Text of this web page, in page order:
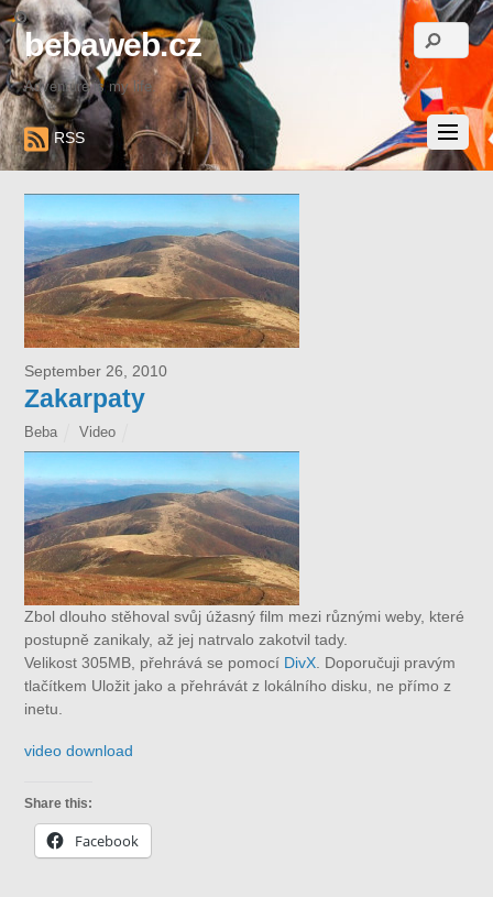
bebaweb.cz
Adventure is my life.
RSS
September 26, 2010
Zakarpaty
Beba Video
Zbol dlouho stěhoval svůj úžasný film mezi různými weby, které
postupně zanikaly, až jej natrvalo zakotvil tady.
Velikost 305MB, přehrává se pomocí DivX . Doporučuji pravým
tlačítkem Uložit jako a přehrávát z lokálního disku, ne přímo z
inetu.
video download
Share this:
Facebook